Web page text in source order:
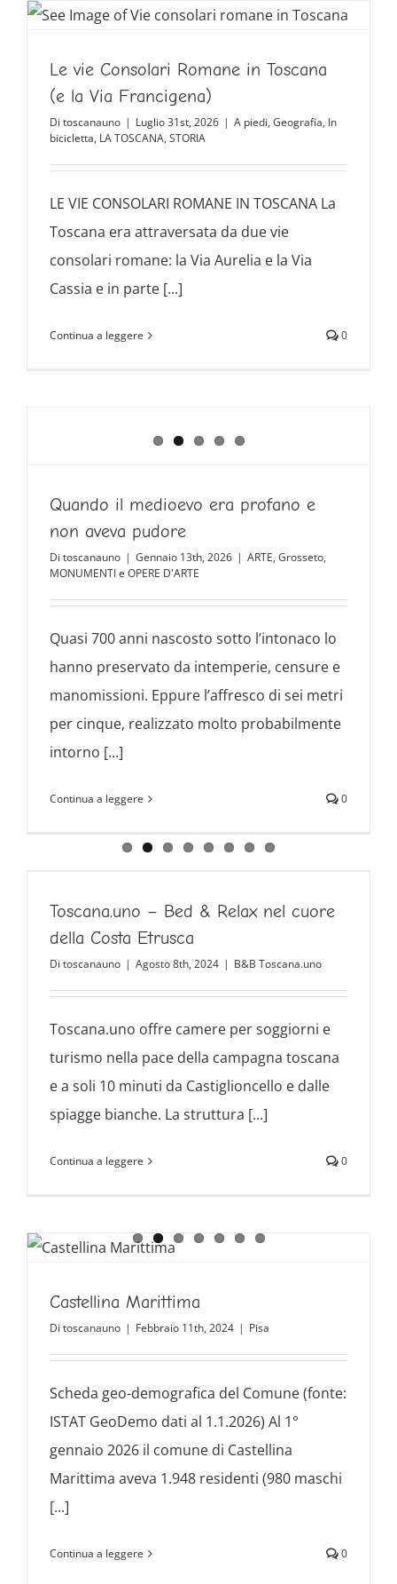
Le vie Consolari Romane in Toscana
(e la Via Francigena)
Di toscanauno | Luglio 31st, 2026 | A piedi, Geografia, In
bicicletta, LA TOSCANA, STORIA
LE VIE CONSOLARI ROMANE IN TOSCANA La
Toscana era attraversata da due vie
consolari romane: la Via Aurelia e la Via
Cassia e in parte [...]
Continua a leggere 0
Quando il medioevo era profano e
non aveva pudore
Di toscanauno | Gennaio 13th, 2026 | ARTE, Grosseto,
MONUMENTI e OPERE D'ARTE
Quasi 700 anni nascosto sotto l’intonaco lo
hanno preservato da intemperie, censure e
manomissioni. Eppure l’affresco di sei metri
per cinque, realizzato molto probabilmente
intorno [...]
Continua a leggere 0
Toscana.uno – Bed & Relax nel cuore
della Costa Etrusca
Di toscanauno | Agosto 8th, 2024 | B&B Toscana.uno
Toscana.uno offre camere per soggiorni e
turismo nella pace della campagna toscana
e a soli 10 minuti da Castiglioncello e dalle
spiagge bianche. La struttura [...]
Continua a leggere 0
Castellina Marittima
Di toscanauno | Febbraio 11th, 2024 | Pisa
Scheda geo-demografica del Comune (fonte:
ISTAT GeoDemo dati al 1.1.2026) Al 1°
gennaio 2026 il comune di Castellina
Marittima aveva 1.948 residenti (980 maschi
[...]
Continua a leggere 0